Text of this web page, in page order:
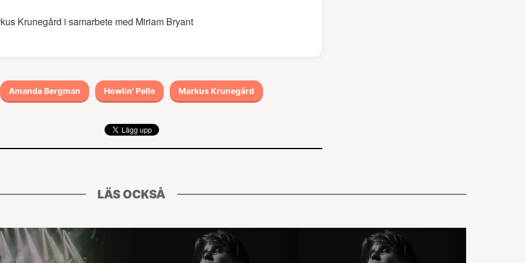
Krunegård i samarbete med Miriam Bryant
Amanda Bergman Howlin' Pelle Markus Krunegård
LÄS OCKSÅ